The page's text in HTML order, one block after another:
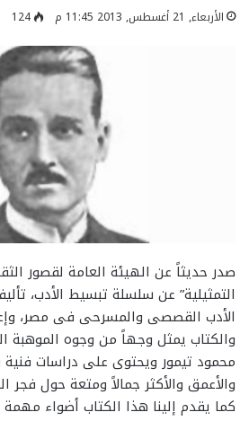
الأربعاء, 21 أغسطس, 2013 11:45 م 124
صدر حديثاً عن الهيئة العامة لقصور
التمثيلية” عن سلسلة تبسيط الأدب،
الأدب القصصى والمسرحى فى مصر،
والكتاب يمثل وجهاً من وجوه
محمود تيمور ويحتوى على دراسات فنية
والأعمق والأكثر جمالاً ومتعة حول فجر
كما يقدم إلينا هذا الكتاب أضواء